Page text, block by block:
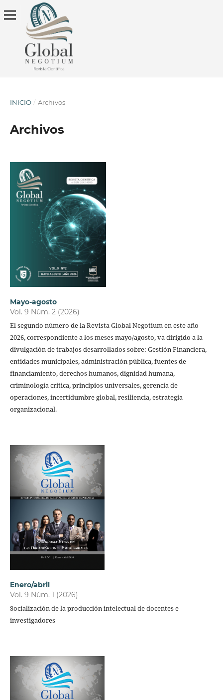
INICIO / Archivos
Archivos
Mayo-agosto
Vol. 9 Núm. 2 (2026)
El segundo número de la Revista Global Negotium en este año
2026, correspondiente a los meses mayo/agosto, va dirigido a la
divulgación de trabajos desarrollados sobre: Gestión Financiera,
entidades municipales, administración pública, fuentes de
financiamiento, derechos humanos, dignidad humana,
criminología crítica, principios universales, gerencia de
operaciones, incertidumbre global, resiliencia, estrategia
organizacional.
Enero/abril
Vol. 9 Núm. 1 (2026)
Socialización de la producción intelectual de docentes e
investigadores